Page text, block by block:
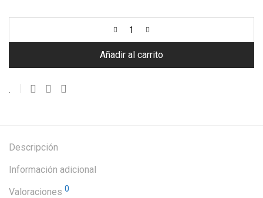
Añadir al carrito
Descripción
Información adicional
Valoraciones 0